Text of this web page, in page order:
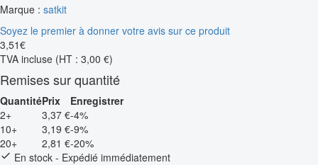
Marque : satkit
Soyez le premier à donner votre avis sur ce produit
3,51€
TVA incluse (HT : 3,00 €)
Remises sur quantité
QuantitéPrix
Enregistrer
2+
3,37 €-4%
10+
3,19 €-9%
20+
2,81 €-20%
En stock - Expédié immédiatement